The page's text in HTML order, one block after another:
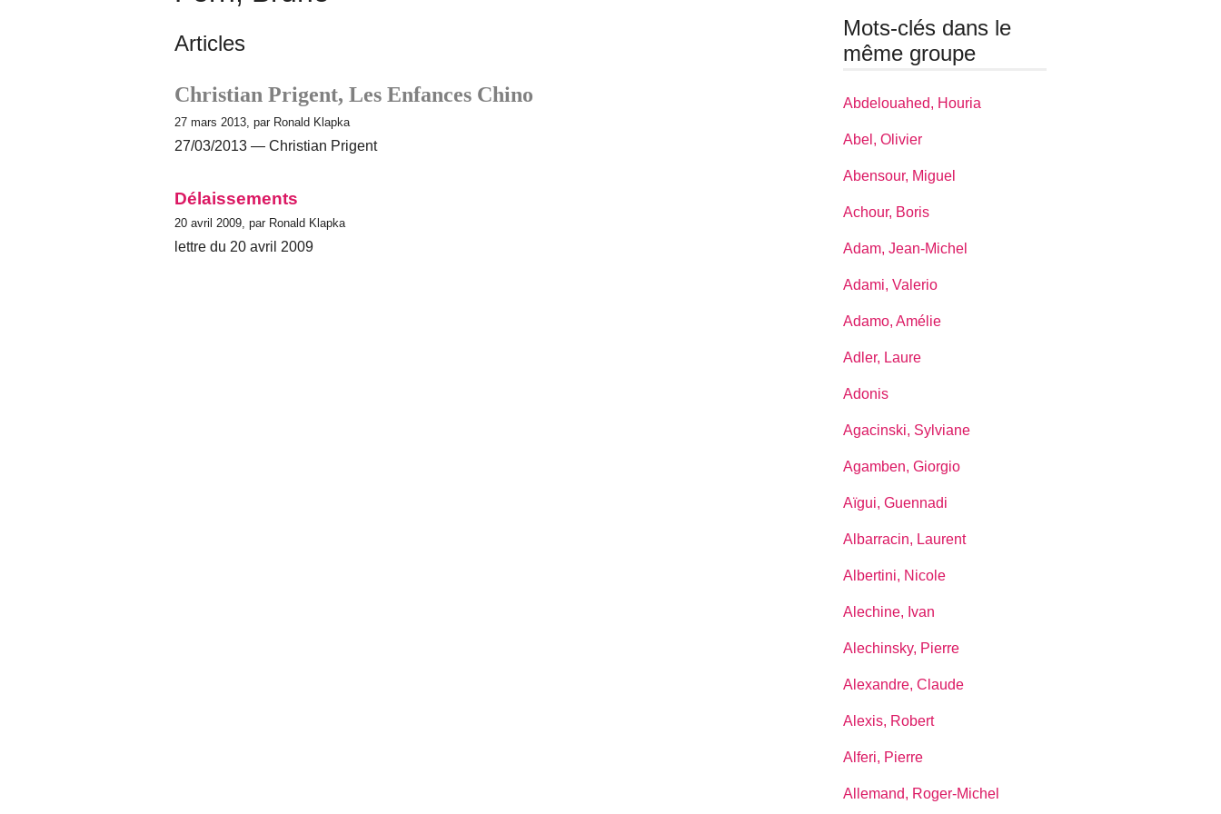
Articles
Christian Prigent, Les Enfances Chino
27 mars 2013, par Ronald Klapka
27/03/2013 — Christian Prigent
Délaissements
20 avril 2009, par Ronald Klapka
lettre du 20 avril 2009
Mots-clés dans le
même groupe
Abdelouahed, Houria
Abel, Olivier
Abensour, Miguel
Achour, Boris
Adam, Jean-Michel
Adami, Valerio
Adamo, Amélie
Adler, Laure
Adonis
Agacinski, Sylviane
Agamben, Giorgio
Aïgui, Guennadi
Albarracin, Laurent
Albertini, Nicole
Alechine, Ivan
Alechinsky, Pierre
Alexandre, Claude
Alexis, Robert
Alferi, Pierre
Allemand, Roger-Michel